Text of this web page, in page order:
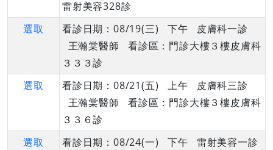
雷射美容328診
選取
看診日期：08/19(三) 下午 皮膚科一診
王瀚棠醫師 看診區：門診大樓３樓皮膚科
３３３診
選取
看診日期：08/21(五) 上午 皮膚科三診
王瀚棠醫師 看診區：門診大樓３樓皮膚科
３３６診
選取
看診日期：08/24(一) 下午 雷射美容一診